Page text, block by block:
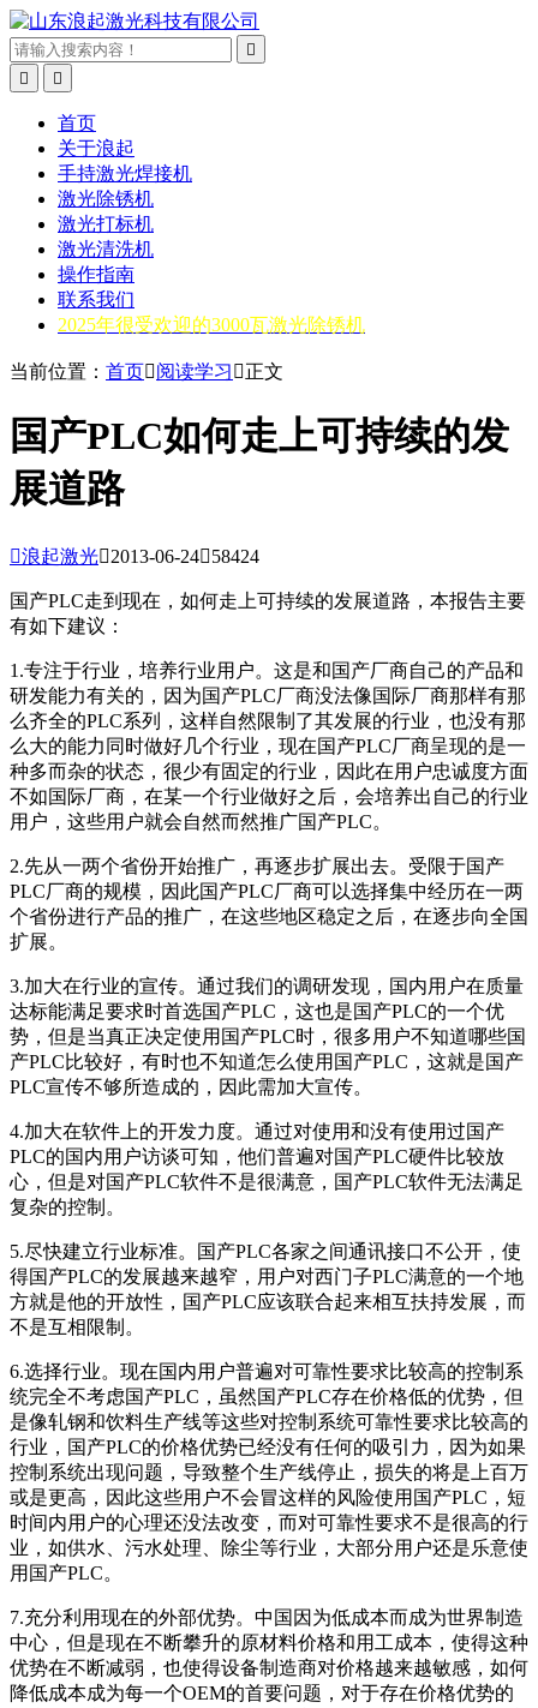



首页
关于浪起
手持激光焊接机
激光除锈机
激光打标机
激光清洗机
操作指南
联系我们
2025年很受欢迎的3000瓦激光除锈机
当前位置： 首页阅读学习 正文
国产PLC如何走上可持续的发
展道路
浪起激光2013-06-2458424
国产PLC走到现在，如何走上可持续的发展道路，本报告主要
有如下建议：
1.专注于行业，培养行业用户。这是和国产厂商自己的产品和
研发能力有关的，因为国产PLC厂商没法像国际厂商那样有那
么齐全的PLC系列，这样自然限制了其发展的行业，也没有那
么大的能力同时做好几个行业，现在国产PLC厂商呈现的是一
种多而杂的状态，很少有固定的行业，因此在用户忠诚度方面
不如国际厂商，在某一个行业做好之后，会培养出自己的行业
用户，这些用户就会自然而然推广国产PLC。
2.先从一两个省份开始推广，再逐步扩展出去。受限于国产
PLC厂商的规模，因此国产PLC厂商可以选择集中经历在一两
个省份进行产品的推广，在这些地区稳定之后，在逐步向全国
扩展。
3.加大在行业的宣传。通过我们的调研发现，国内用户在质量
达标能满足要求时首选国产PLC，这也是国产PLC的一个优
势，但是当真正决定使用国产PLC时，很多用户不知道哪些国
产PLC比较好，有时也不知道怎么使用国产PLC，这就是国产
PLC宣传不够所造成的，因此需加大宣传。
4.加大在软件上的开发力度。通过对使用和没有使用过国产
PLC的国内用户访谈可知，他们普遍对国产PLC硬件比较放
心，但是对国产PLC软件不是很满意，国产PLC软件无法满足
复杂的控制。
5.尽快建立行业标准。国产PLC各家之间通讯接口不公开，使
得国产PLC的发展越来越窄，用户对西门子PLC满意的一个地
方就是他的开放性，国产PLC应该联合起来相互扶持发展，而
不是互相限制。
6.选择行业。现在国内用户普遍对可靠性要求比较高的控制系
统完全不考虑国产PLC，虽然国产PLC存在价格低的优势，但
是像轧钢和饮料生产线等这些对控制系统可靠性要求比较高的
行业，国产PLC的价格优势已经没有任何的吸引力，因为如果
控制系统出现问题，导致整个生产线停止，损失的将是上百万
或是更高，因此这些用户不会冒这样的风险使用国产PLC，短
时间内用户的心理还没法改变，而对可靠性要求不是很高的行
业，如供水、污水处理、除尘等行业，大部分用户还是乐意使
用国产PLC。
7.充分利用现在的外部优势。中国因为低成本而成为世界制造
中心，但是现在不断攀升的原材料价格和用工成本，使得这种
优势在不断减弱，也使得设备制造商对价格越来越敏感，如何
降低成本成为每一个OEM的首要问题，对于存在价格优势的